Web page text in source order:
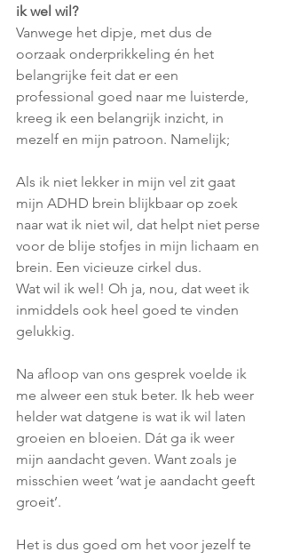
ik wel wil?
Vanwege het dipje, met dus de
oorzaak onderprikkeling én het
belangrijke feit dat er een
professional goed naar me luisterde,
kreeg ik een belangrijk inzicht, in
mezelf en mijn patroon. Namelijk;
Als ik niet lekker in mijn vel zit gaat
mijn ADHD brein blijkbaar op zoek
naar wat ik niet wil, dat helpt niet perse
voor de blije stofjes in mijn lichaam en
brein. Een vicieuze cirkel dus.
Wat wil ik wel! Oh ja, nou, dat weet ik
inmiddels ook heel goed te vinden
gelukkig.
Na afloop van ons gesprek voelde ik
me alweer een stuk beter. Ik heb weer
helder wat datgene is wat ik wil laten
groeien en bloeien. Dát ga ik weer
mijn aandacht geven. Want zoals je
misschien weet ‘wat je aandacht geeft
groeit’.
Het is dus goed om het voor jezelf te